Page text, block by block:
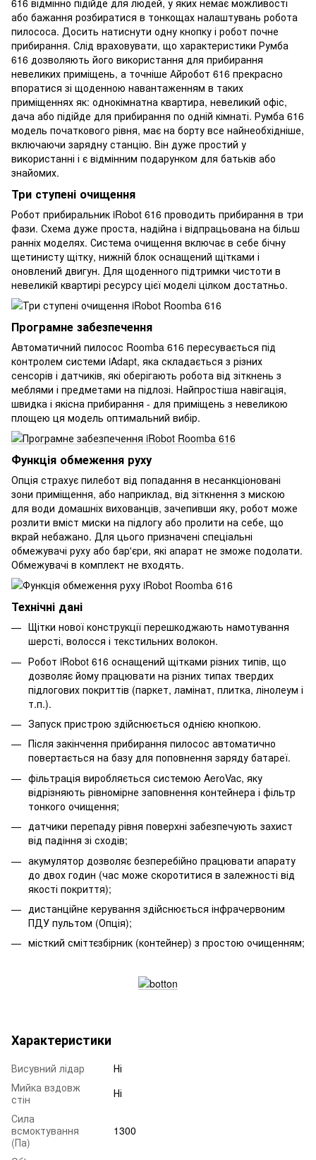
або бажання розбиратися в тонкощах налаштувань робота
пилососа. Досить натиснути одну кнопку і робот почне
прибирання. Слід враховувати, що характеристики Румба
616 дозволяють його використання для прибирання
невеликих приміщень, а точніше Айробот 616 прекрасно
впоратися зі щоденною навантаженням в таких
приміщеннях як: однокімнатна квартира, невеликий офіс,
дача або підійде для прибирання по одній кімнаті. Румба 616
модель початкового рівня, має на борту все найнеобхідніше,
включаючи зарядну станцію. Він дуже простий у
використанні і є відмінним подарунком для батьків або
знайомих.
Три ступені очищення
Робот прибиральник iRobot 616 проводить прибирання в три
фази. Схема дуже проста, надійна і відпрацьована на більш
ранніх моделях. Система очищення включає в себе бічну
щетинисту щітку, нижній блок оснащений щітками і
оновлений двигун. Для щоденного підтримки чистоти в
невеликій квартирі ресурсу цієї моделі цілком достатньо.
Програмне забезпечення
Автоматичний пилосос Roomba 616 пересувається під
контролем системи iAdapt, яка складається з різних
сенсорів і датчиків, які оберігають робота від зіткнень з
меблями і предметами на підлозі. Найпростіша навігація,
швидка і якісна прибирання - для приміщень з невеликою
площею ця модель оптимальний вибір.
Функція обмеження руху
Опція страхує пилебот від попадання в несанкціоновані
зони приміщення, або наприклад, від зіткнення з мискою
для води домашніх вихованців, зачепивши яку, робот може
розлити вміст миски на підлогу або пролити на себе, що
вкрай небажано. Для цього призначені спеціальні
обмежувачі руху або бар'єри, які апарат не зможе подолати.
Обмежувачі в комплект не входять.
Технічні дані
Щітки нової конструкції перешкоджають намотування
шерсті, волосся і текстильних волокон.
Робот iRobot 616 оснащений щітками різних типів, що
дозволяє йому працювати на різних типах твердих
підлогових покриттів (паркет, ламінат, плитка, лінолеум і
т.п.).
Запуск пристрою здійснюється однією кнопкою.
Після закінчення прибирання пилосос автоматично
повертається на базу для поповнення заряду батареї.
фільтрація виробляється системою AeroVac, яку
відрізняють рівномірне заповнення контейнера і фільтр
тонкого очищення;
датчики перепаду рівня поверхні забезпечують захист
від падіння зі сходів;
акумулятор дозволяє безперебійно працювати апарату
до двох годин (час може скоротитися в залежності від
якості покриття);
дистанційне керування здійснюється інфрачервоним
ПДУ пультом (Опція);
місткий сміттєзбірник (контейнер) з простою очищенням;
Характеристики
Висувний лідар
Ні
Мийка вздовж
стін
Ні
Сила
всмоктування
(Па)
1300